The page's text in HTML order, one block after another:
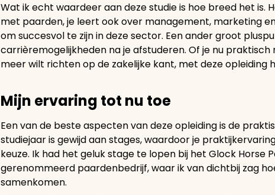
Wat ik echt waardeer aan deze studie is hoe breed het is.
met paarden, je leert ook over management, marketing
om succesvol te zijn in deze sector. Een ander groot
carrièremogelijkheden na je afstuderen. Of je nu
meer wilt richten op de zakelijke kant, met deze opleiding
Mijn ervaring tot nu toe
Een van de beste aspecten van deze opleiding is de
studiejaar is gewijd aan stages, waardoor je
keuze. Ik had het geluk stage te lopen bij het Glock Horse
gerenommeerd paardenbedrijf, waar ik van dichtbij zag
samenkomen.